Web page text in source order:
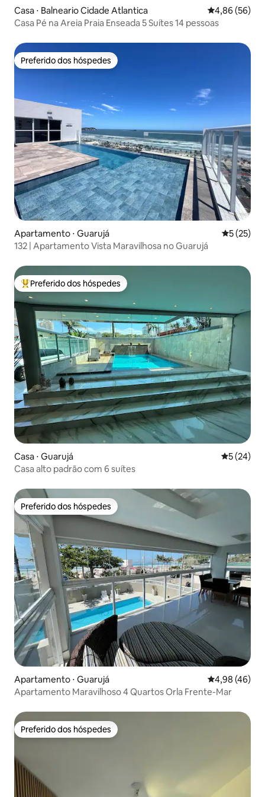
Casa ⋅ Balneario Cidade Atlantica 4,86 de uma
4,86 (56)
Casa Pé na Areia Praia Enseada 5 Suítes 14 pessoas
Preferido dos hóspedes
Preferido dos hóspedes
Apartamento ⋅ Guarujá 5 de uma
5 (25)
132 | Apartamento Vista Maravilhosa no Guarujá
Entre os melhores preferidos dos hóspedes
Preferido dos hóspedes
Casa ⋅ Guarujá 5 de uma
5 (24)
Casa alto padrão com 6 suítes
Preferido dos hóspedes
Preferido dos hóspedes
Apartamento ⋅ Guarujá 4,98 de uma
4,98 (46)
Apartamento Maravilhoso 4 Quartos Orla Frente-Mar
Preferido dos hóspedes
Preferido dos hóspedes